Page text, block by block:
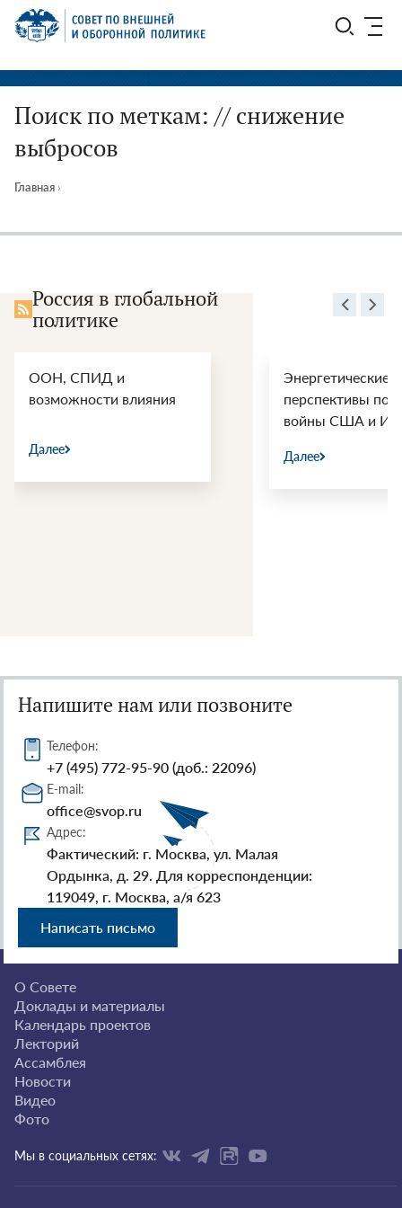
Перейти
СВОП
Поиск по меткам: // снижение
выбросов
Главная ›
Россия в глобальной
политике
ООН, СПИД и
возможности влияния
Далее
Энергетические
перспективы
войны США и
Далее
Напишите нам или позвоните
Телефон:
+7 (495) 772-95-90 (доб.: 22096)
E-mail:
office@svop.ru
Адрес:
Фактический: г. Москва, ул. Малая
Ордынка, д. 29. Для корреспонденции:
119049, г. Москва, а/я 623
Написать письмо
О Совете
Доклады и материалы
Календарь проектов
Лекторий
Ассамблея
Новости
Видео
Фото
Мы в социальных сетях: